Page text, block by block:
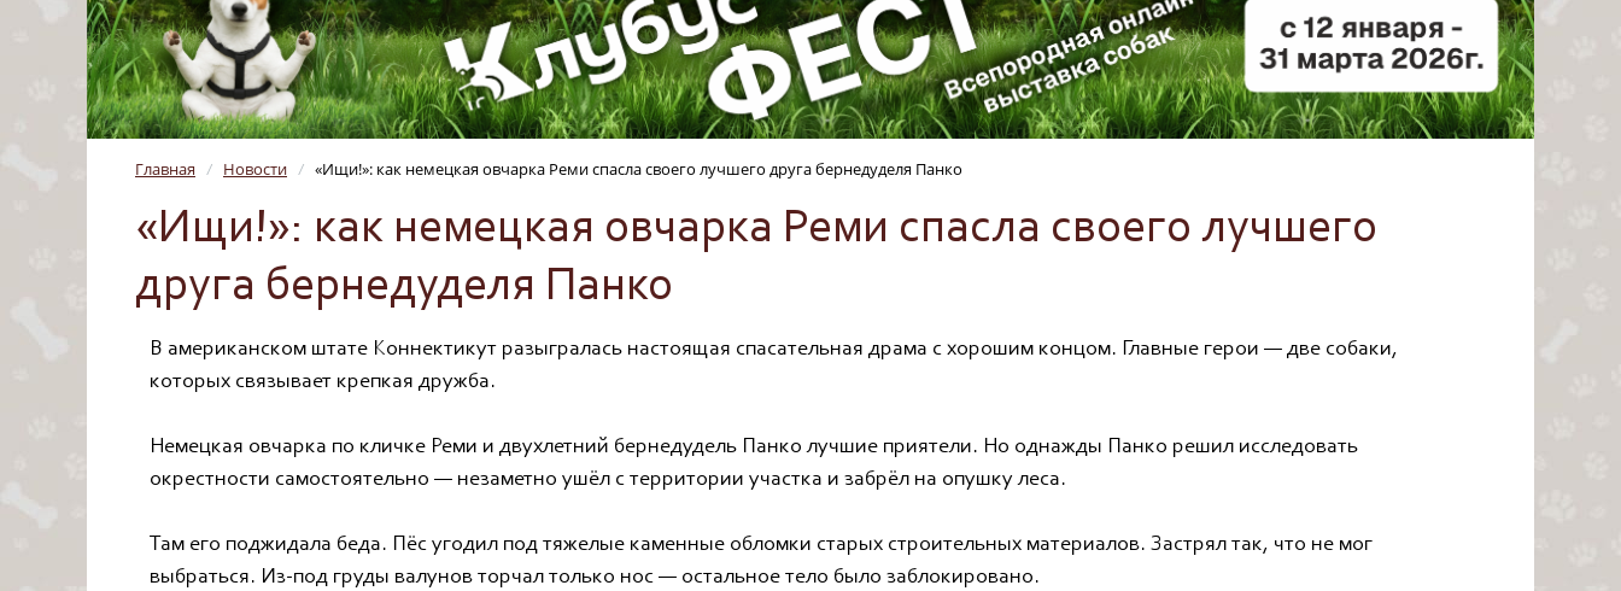
Главная / Новости / «Ищи!»: как немецкая овчарка Реми спасла своего лучшего друга бернедуделя Панко
«Ищи!»: как немецкая овчарка Реми спасла своего лучшего
друга бернедуделя Панко
В американском штате Коннектикут разыгралась настоящая спасательная драма с хорошим концом. Главные герои — две собаки,
которых связывает крепкая дружба.
Немецкая овчарка по кличке Реми и двухлетний бернедудель Панко лучшие приятели. Но однажды Панко решил исследовать
окрестности самостоятельно — незаметно ушёл с территории участка и забрёл на опушку леса.
Там его поджидала беда. Пёс угодил под тяжелые каменные обломки старых строительных материалов. Застрял так, что не мог
выбраться. Из-под груды валунов торчал только нос — остальное тело было заблокировано.